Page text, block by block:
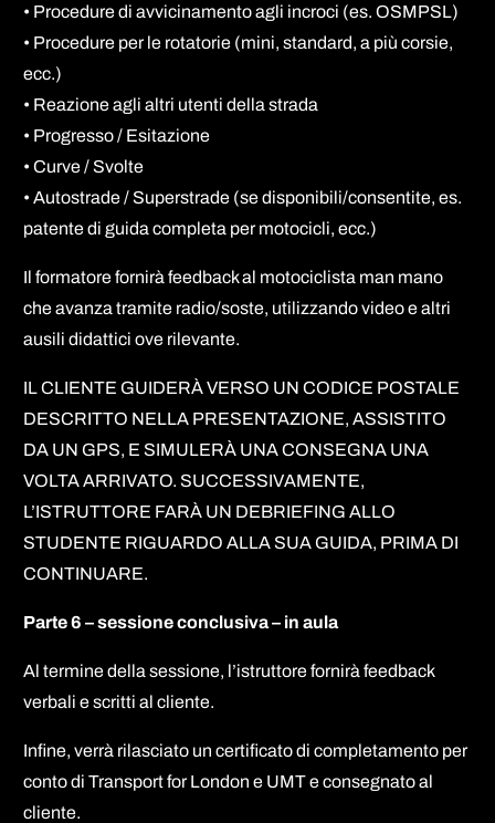
• Procedure di avvicinamento agli incroci (es. OSMPSL)
• Procedure per le rotatorie (mini, standard, a più corsie,
ecc.)
• Reazione agli altri utenti della strada
• Progresso / Esitazione
• Curve / Svolte
• Autostrade / Superstrade (se disponibili/consentite, es.
patente di guida completa per motocicli, ecc.)
Il formatore fornirà feedback al motociclista man mano
che avanza tramite radio/soste, utilizzando video e altri
ausili didattici ove rilevante.
IL CLIENTE GUIDERÀ VERSO UN CODICE POSTALE
DESCRITTO NELLA PRESENTAZIONE, ASSISTITO
DA UN GPS, E SIMULERÀ UNA CONSEGNA UNA
VOLTA ARRIVATO. SUCCESSIVAMENTE,
L’ISTRUTTORE FARÀ UN DEBRIEFING ALLO
STUDENTE RIGUARDO ALLA SUA GUIDA, PRIMA DI
CONTINUARE.
Parte 6 – sessione conclusiva – in aula
Al termine della sessione, l’istruttore fornirà feedback
verbali e scritti al cliente.
Infine, verrà rilasciato un certificato di completamento per
conto di Transport for London e UMT e consegnato al
cliente.